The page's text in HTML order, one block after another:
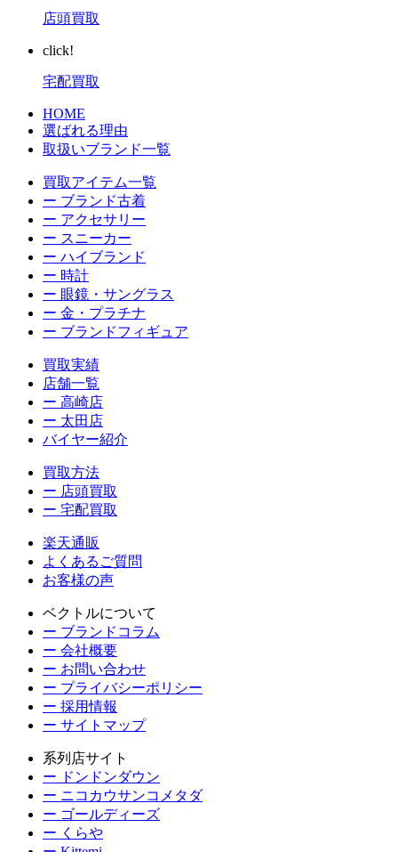
店頭買取
click!
宅配買取
HOME
選ばれる理由
取扱いブランド一覧
買取アイテム一覧
ー ブランド古着
ー アクセサリー
ー スニーカー
ー ハイブランド
ー 時計
ー 眼鏡・サングラス
ー 金・プラチナ
ー ブランドフィギュア
買取実績
店舗一覧
ー 高崎店
ー 太田店
バイヤー紹介
買取方法
ー 店頭買取
ー 宅配買取
楽天通販
よくあるご質問
お客様の声
ベクトルについて
ー ブランドコラム
ー 会社概要
ー お問い合わせ
ー プライバシーポリシー
ー 採用情報
ー サイトマップ
系列店サイト
ー ドンドンダウン
ー ニコカウサンコメタダ
ー ゴールディーズ
ー くらや